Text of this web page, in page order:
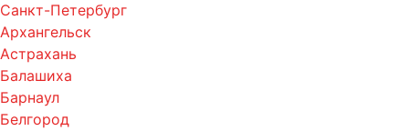
Санкт-Петербург
Архангельск
Астрахань
Балашиха
Барнаул
Белгород